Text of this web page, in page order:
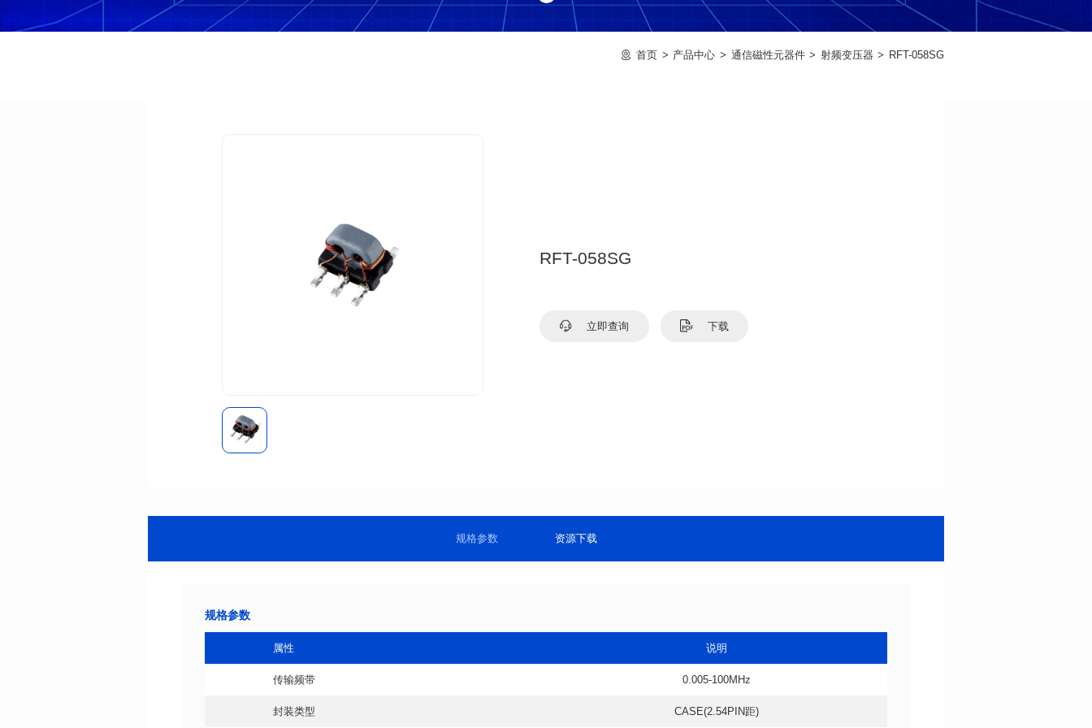
首页 产品中心 通信磁性元器件 射频变压器 RFT-058SG
RFT-058SG
立即查询 下载
规格参数 资源下载
规格参数
属性 说明
传输频带 0.005-100MHz
封装类型 CASE(2.54PIN距)